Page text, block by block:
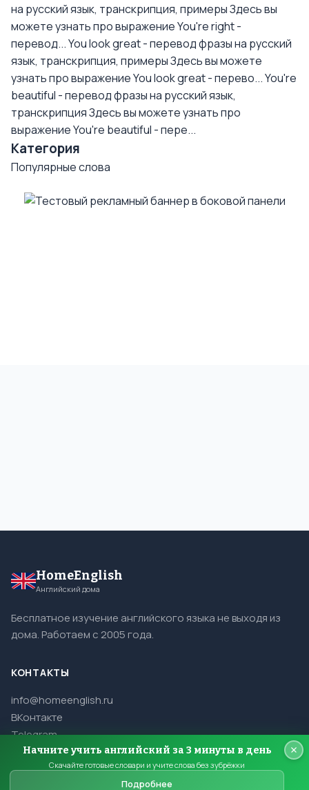
на русский язык, транскрипция, примерыЗдесь вы
можете узнать про выражение You're right -
перевод...You look great - перевод фразы на русский
язык, транскрипция, примерыЗдесь вы можете
узнать про выражение You look great - перево...You're
beautiful - перевод фразы на русский язык,
транскрипцияЗдесь вы можете узнать про
выражение You're beautiful - пере...
Категория
Популярные слова
HomeEnglish
Английский дома
Бесплатное изучение английского языка не выходя из
дома. Работаем с 2005 года.
КОНТАКТЫ
info@homeenglish.ru
ВКонтакте
Telegram
Начните учить английский за 3 минуты в день
Скачайте готовые словари и учите слова без зубрёжки
Подробнее